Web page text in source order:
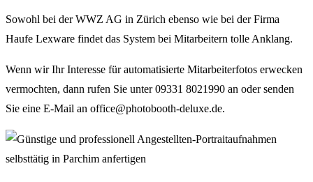
Sowohl bei der WWZ AG in Zürich ebenso wie bei der Firma
Haufe Lexware findet das System bei Mitarbeitern tolle Anklang.
Wenn wir Ihr Interesse für automatisierte Mitarbeiterfotos erwecken
vermochten, dann rufen Sie unter 09331 8021990 an oder senden
Sie eine E-Mail an office@photobooth-deluxe.de.